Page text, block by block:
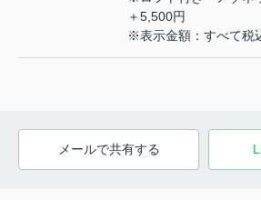
＋5,500円
※表示金額：すべて税
メールで共有する